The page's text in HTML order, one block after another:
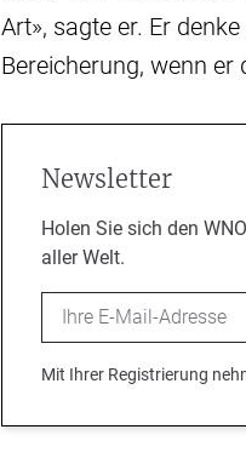
Art», sagte er. Er
Bereicherung, wenn er
Newsletter
Holen Sie sich den
aller Welt.
Email
Mit Ihrer Registrierung